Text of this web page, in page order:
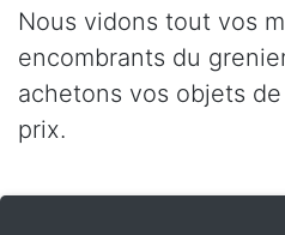
Nous vidons tout vos
encombrants du
achetons vos objets
prix.